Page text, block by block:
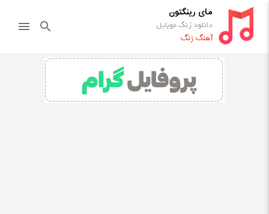
مای رینگتون
دانلود زنگ موبایل
آهنگ زنگ
search
menu